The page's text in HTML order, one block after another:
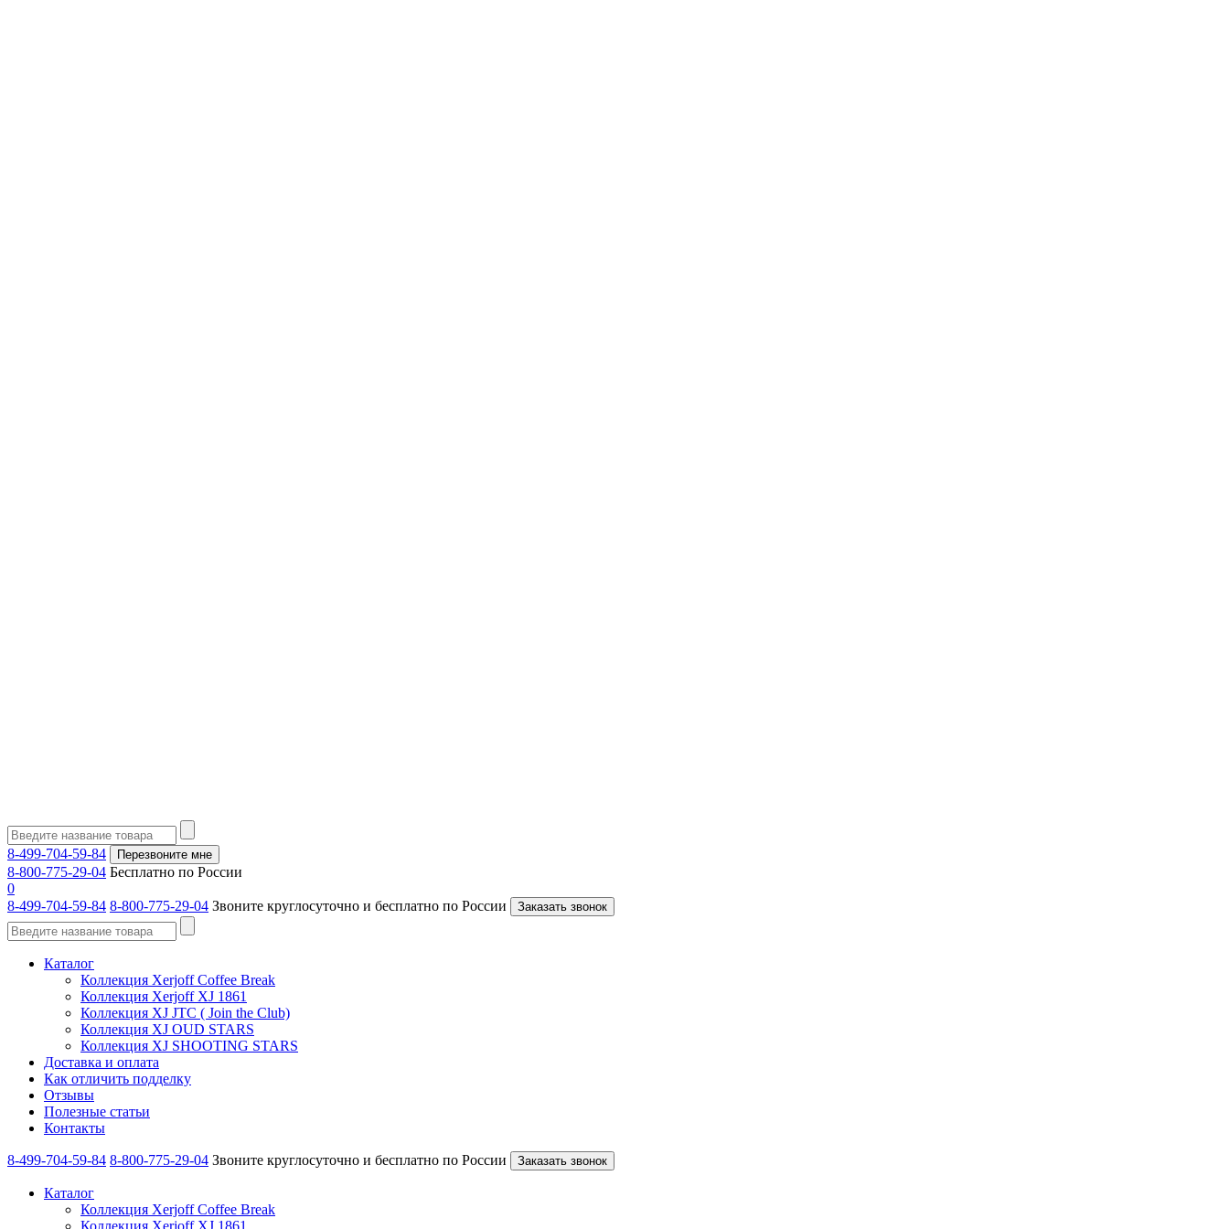
8-499-704-59-84 Перезвоните мне
8-800-775-29-04 Бесплатно по России
0
8-499-704-59-84 8-800-775-29-04 Звоните круглосуточно и бесплатно по России Заказать звонок
Каталог
Коллекция Xerjoff Coffee Break
Коллекция Xerjoff XJ 1861
Коллекция XJ JTC ( Join the Club)
Коллекция XJ OUD STARS
Коллекция XJ SHOOTING STARS
Доставка и оплата
Как отличить подделку
Отзывы
Полезные статьи
Контакты
8-499-704-59-84 8-800-775-29-04 Звоните круглосуточно и бесплатно по России Заказать звонок
Каталог
Коллекция Xerjoff Coffee Break